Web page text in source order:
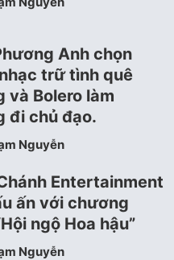
Anh chọn
trữ tình quê
và Bolero làm
đi chủ đạo.
Nguyễn
Entertainment
ấn với chương
ngộ Hoa hậu”
Nguyễn